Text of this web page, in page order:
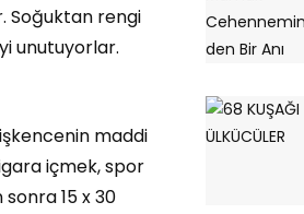
Soğuktan rengi
unutuyorlar.
maddi
içmek, spor
15 x 30